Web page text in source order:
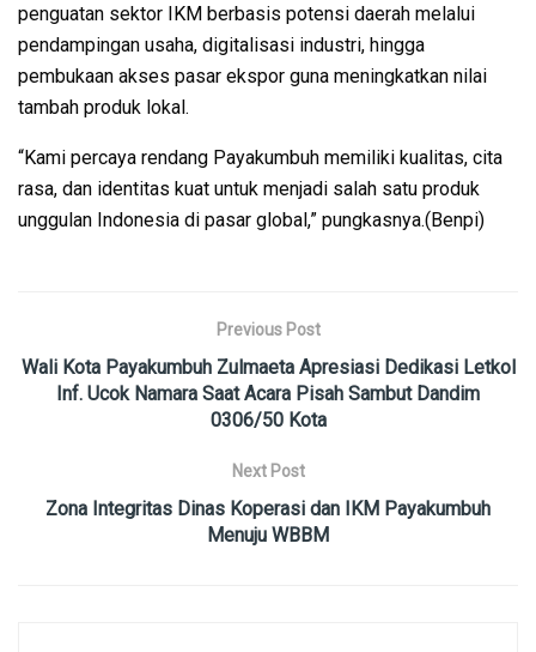
penguatan sektor IKM berbasis potensi daerah melalui
pendampingan usaha, digitalisasi industri, hingga
pembukaan akses pasar ekspor guna meningkatkan nilai
tambah produk lokal.
“Kami percaya rendang Payakumbuh memiliki kualitas, cita
rasa, dan identitas kuat untuk menjadi salah satu produk
unggulan Indonesia di pasar global,” pungkasnya.(Benpi)
Previous Post
Wali Kota Payakumbuh Zulmaeta Apresiasi Dedikasi Letkol
Inf. Ucok Namara Saat Acara Pisah Sambut Dandim
0306/50 Kota
Next Post
Zona Integritas Dinas Koperasi dan IKM Payakumbuh
Menuju WBBM